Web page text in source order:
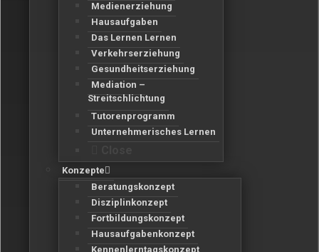
Medienerziehung
Hausaufgaben
Das Lernen Lernen
Verkehrserziehung
Gesundheitserziehung
Mediation –
Streitschlichtung
Tutorenprogramm
Unternehmerisches Lernen
Konzepte
Beratungskonzept
Disziplinkonzept
Fortbildungskonzept
Hausaufgabenkonzept
Kennenlerntagskonzept